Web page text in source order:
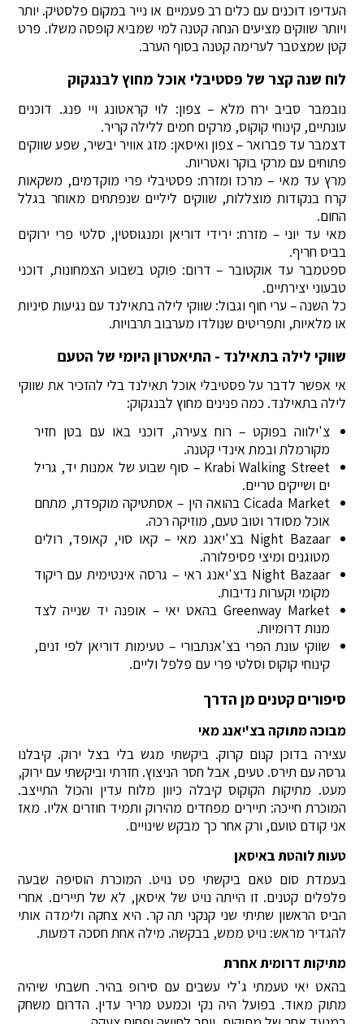
העדיפו דוכנים עם כלים רב פעמיים או נייר במקום פלסטיק. יותר
ויותר שווקים מציעים הנחה קטנה למי שמביא קופסה משלו. פרט
קטן שמצטבר לערימה קטנה בסוף הערב.
לוח שנה קצר של פסטיבלי אוכל מחוץ לבנגקוק
נובמבר סביב ירח מלא – צפון: לוי קראטונג ויי פנג. דוכנים
עונתיים, קינוחי קוקוס, מרקים חמים ללילה קריר.
דצמבר עד פברואר – צפון ואיסאן: מזג אוויר יבשיר, שפע שווקים
פתוחים עם מרקי בוקר ואטריות.
מרץ עד מאי – מרכז ומזרח: פסטיבלי פרי מוקדמים, משקאות
קרח בנקודות מוצללות, שווקים ליליים שנפתחים מאוחר בגלל
החום.
מאי עד יוני – מזרח: ירידי דוריאן ומנגוסטין, סלטי פרי ירוקים
בביס חריף.
ספטמבר עד אוקטובר – דרום: פוקט בשבוע הצמחונות, דוכני
טבעוני יצירתיים.
כל השנה – ערי חוף וגבול: שווקי לילה בתאילנד עם נגיעות סיניות
או מלאיות, ותפריטים שנולדו מערבוב תרבויות.
שווקי לילה בתאילנד - התיאטרון היומי של הטעם
אי אפשר לדבר על פסטיבלי אוכל תאילנד בלי להזכיר את שווקי
לילה בתאילנד. כמה פנינים מחוץ לבנגקוק:
צ'ילווה בפוקט – רוח צעירה, דוכני באו עם בטן חזיר
מקורמלת ובמת אינדי קטנה.
Krabi Walking Street – סוף שבוע של אמנות יד, גריל
ים ושייקים טריים.
Cicada Market בהואה הין – אסתטיקה מוקפדת, מתחם
אוכל מסודר וטוב טעם, מוזיקה רכה.
Night Bazaar בצ'יאנג מאי – קאו סוי, קאופד, רולים
מטוגנים ומיצי פסיפלורה.
Night Bazaar בצ'יאנג ראי – גרסה אינטימית עם ריקוד
מקומי וקערות נדיבות.
Greenway Market בהאט יאי – אופנה יד שנייה לצד
מנות דרומיות.
שווקי עונת הפרי בצ'אנתבורי – טעימות דוריאן לפי זנים,
קינוחי קוקוס וסלטי פרי עם פלפל וליים.
סיפורים קטנים מן הדרך
מבוכה מתוקה בצ'יאנג מאי
עצירה בדוכן קנום קרוק. ביקשתי מגש בלי בצל ירוק. קיבלנו
גרסה עם תירס. טעים, אבל חסר הניצוץ. חזרתי וביקשתי עם ירוק,
מעט. מתיקות הקוקוס קיבלה כיוון מלוח עדין והכול התייצב.
המוכרת חייכה: תיירים מפחדים מהירוק ותמיד חוזרים אליו. מאז
אני קודם טועם, ורק אחר כך מבקש שינויים.
טעות לוהטת באיסאן
בעמדת סום טאם ביקשתי פט נויט. המוכרת הוסיפה שבעה
פלפלים קטנים. זו הייתה נויט של איסאן, לא של תיירים. אחרי
הביס הראשון שתיתי שני קנקני תה קר. היא צחקה ולימדה אותי
להגדיר מראש: נויט ממש, בבקשה. מילה אחת חסכה דמעות.
מתיקות דרומית אחרת
בהאט יאי טעמתי ג'לי עשבים עם סירופ בהיר. חשבתי שיהיה
מתוק מאוד. בפועל היה נקי וכמעט מריר עדין. הדרום משחק